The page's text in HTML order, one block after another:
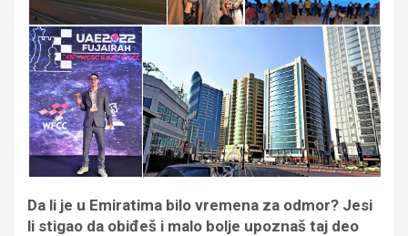
Da li je u Emiratima bilo vremena za odmor? Jesi
li stigao da obiđeš i malo bolje upoznaš taj deo